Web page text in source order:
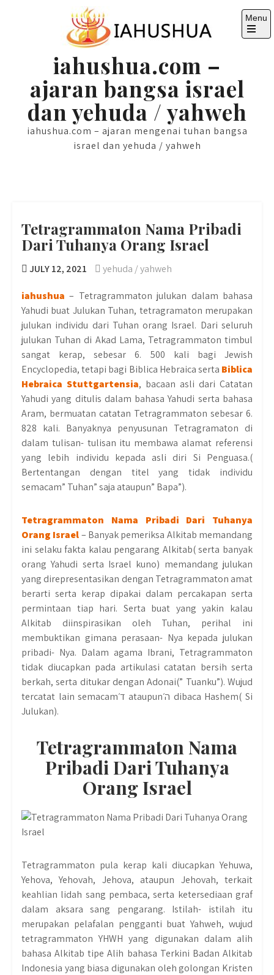
iahushua.com –
ajaran bangsa israel
dan yehuda / yahweh
iahushua.com – ajaran mengenai tuhan bangsa
israel dan yehuda / yahweh
Menu
Open
Tetragrammaton Nama Pribadi
Dari Tuhanya Orang Israel
JULY 12, 2021 yehuda / yahweh
iahushua – Tetragrammaton julukan dalam bahasa
Yahudi buat Julukan Tuhan, tetragramaton merupakan
julukan individu dari Tuhan orang Israel. Dari seluruh
julukan Tuhan di Akad Lama, Tetragrammaton timbul
sangat kerap, sebesar 6. 500 kali bagi Jewish
Encyclopedia, tetapi bagi Biblica Hebraica serta Biblica
Hebraica Stuttgartensia, bacaan asli dari Catatan
Yahudi yang ditulis dalam bahasa Yahudi serta bahasa
Aram, bermuatan catatan Tetragrammaton sebesar 6.
828 kali. Banyaknya penyusunan Tetragramaton di
dalam tulisan- tulisan itu membawa alamat referensi
yang lebih individu kepada asli diri Si Penguasa.(
Bertentangan dengan titel yang tidak individu
semacam” Tuhan” saja ataupun” Bapa”).
Tetragrammaton Nama Pribadi Dari Tuhanya
Orang Israel– Banyak pemeriksa Alkitab memandang
ini selaku fakta kalau pengarang Alkitab( serta banyak
orang Yahudi serta Israel kuno) memandang julukan
yang direpresentasikan dengan Tetragrammaton amat
berarti serta kerap dipakai dalam percakapan serta
permintaan tiap hari. Serta buat yang yakin kalau
Alkitab diinspirasikan oleh Tuhan, perihal ini
membuktikan gimana perasaan- Nya kepada julukan
pribadi- Nya. Dalam agama Ibrani, Tetragrammaton
tidak diucapkan pada artikulasi catatan bersih serta
berkah, serta ditukar dengan Adonai(” Tuanku”). Wujud
tercatat lain semacamד׳ ataupunה׳ dibaca Hashem( Si
Julukan).
Tetragrammaton Nama
Pribadi Dari Tuhanya
Orang Israel
Tetragrammaton pula kerap kali diucapkan Yehuwa,
Yehova, Yehovah, Jehova, ataupun Jehovah, terkait
keahlian lidah sang pembaca, serta ketersediaan graf
dalam aksara sang pengarang. Istilah- istilah itu
merupakan pelafalan pengganti buat Yahweh, wujud
tetragrammaton YHWH yang digunakan dalam alih
bahasa Alkitab tipe Alih bahasa Terkini Badan Alkitab
Indonesia yang biasa digunakan oleh golongan Kristen